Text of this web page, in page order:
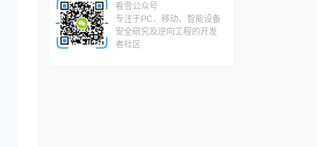
看雪公众号
专注于PC、移动、智能设备
安全研究及逆向工程的开发
者社区